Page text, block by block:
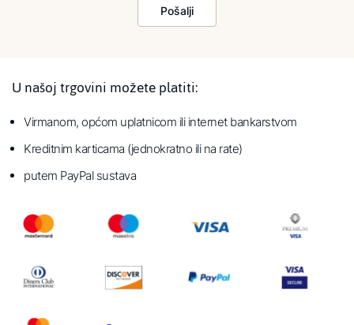
Pošalji
U našoj trgovini možete platiti:
Virmanom, općom uplatnicom ili internet bankarstvom
Kreditnim karticama (jednokratno ili na rate)
putem PayPal sustava